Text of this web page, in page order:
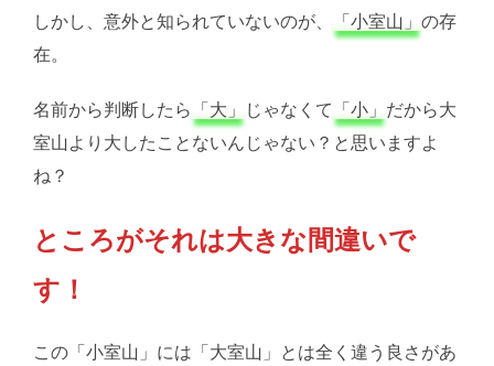
しかし、意外と知られていないのが、 「小室山」 の存
在。
名前から判断したら 「大」 じゃなくて 「小」 だから大
室山より大したことないんじゃない？と思いますよ
ね？
ところがそれは大きな間違いで
す！
この「小室山」には「大室山」とは全く違う良さがあ